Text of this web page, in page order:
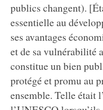
publics changent).
essentielle au
ses avantages
et de sa vulnérabilité
constitue un bien
protégé et promu au
ensemble. Telle était